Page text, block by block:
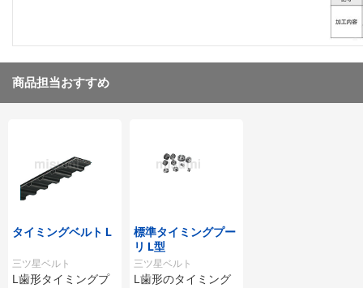
商品担当おすすめ
タイミングベルト L
三ツ星ベルト
L歯形タイミングプ
標準タイミングプー
リ L型
三ツ星ベルト
L歯形のタイミング